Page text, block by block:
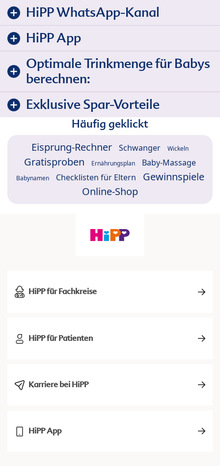
HiPP WhatsApp-Kanal
HiPP App
Optimale Trinkmenge für Babys
berechnen:
Exklusive Spar-Vorteile
Häufig geklickt
Eisprung-Rechner Schwanger Wickeln
Gratisproben Ernährungsplan Baby-Massage
Babynamen Checklisten für Eltern
Gewinnspiele
Online-Shop
HiPP für Fachkreise
HiPP für Patienten
Karriere bei HiPP
HiPP App